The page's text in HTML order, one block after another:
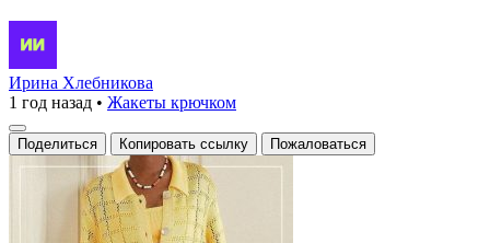
Ирина Хлебникова
1 год назад • Жакеты крючком
Поделиться Копировать ссылку Пожаловаться